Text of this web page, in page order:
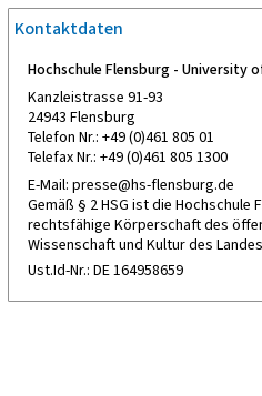
Kontaktdaten
Hochschule Flensburg - University
Kanzleistrasse 91-93
24943 Flensburg
Telefon Nr.: +49 (0)461 805 01
Telefax Nr.: +49 (0)461 805 1300
E-Mail: presse@hs-flensburg.de
Gemäß § 2 HSG ist die Hochschule
rechtsfähige Körperschaft des
Wissenschaft und Kultur des
Ust.Id-Nr.: DE 164958659